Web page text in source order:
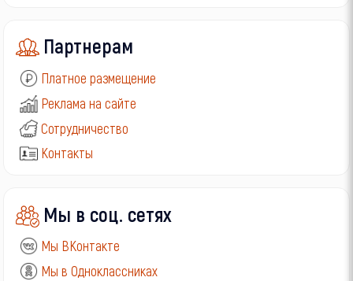
Партнерам
Платное размещение
Реклама на сайте
Сотрудничество
Контакты
Мы в соц. сетях
Мы ВКонтакте
Мы в Одноклассниках